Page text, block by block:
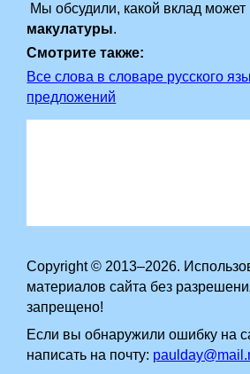
Мы обсудили, какой вклад может
макулатуры.
Смотрите также:
Все слова в словаре русского
предложений
Copyright © 2013–2026.
материалов сайта без
запрещено!
Если вы обнаружили ошибку на
написать на почту: